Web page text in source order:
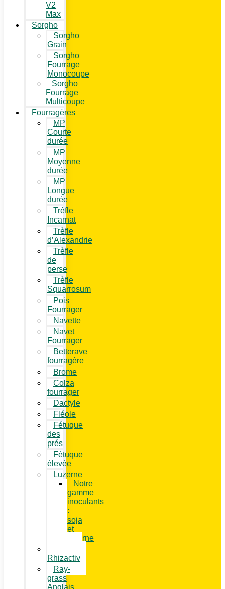
V2
Max
Sorgho
Sorgho
Grain
Sorgho
Fourrage
Monocoupe
Sorgho
Fourrage
Multicoupe
Fourragères
MP
Courte
durée
MP
Moyenne
durée
MP
Longue
durée
Trèfle
Incarnat
Trèfle
d’Alexandrie
Trèfle
de
perse
Trèfle
Squarrosum
Pois
Fourrager
Navette
Navet
Fourrager
Betterave
fourragère
Brome
Colza
fourrager
Dactyle
Fléole
Fétuque
des
prés
Fétuque
élevée
Luzerne
Notre
gamme
inoculants
:
soja
et
luzerne
Rhizactiv
Ray-
grass
Anglais